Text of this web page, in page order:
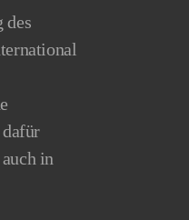
des
in